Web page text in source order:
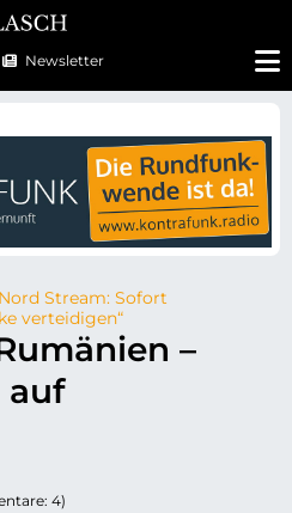
Newsletter
Stream: Sofort
verteidigen“
–
auf
4)